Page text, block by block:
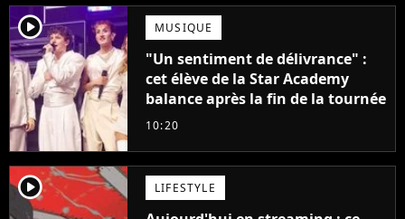
player2 MUSIQUE
"Un sentiment de délivrance" :
cet élève de la Star Academy
balance après la fin de la tournée
10:20
player2 LIFESTYLE